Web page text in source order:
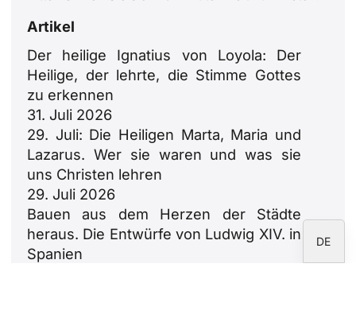
Artikel
Der heilige Ignatius von Loyola: Der
Heilige, der lehrte, die Stimme Gottes
zu erkennen
31. Juli 2026
29. Juli: Die Heiligen Marta, Maria und
Lazarus. Wer sie waren und was sie
uns Christen lehren
29. Juli 2026
Bauen aus dem Herzen der Städte
heraus. Die Entwürfe von Ludwig XIV. in
Spanien
DE